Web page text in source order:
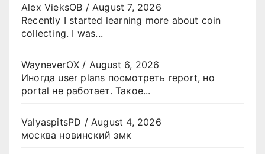
Alex VieksOB / August 7, 2026
Recently I started learning more about coin
collecting. I was...
WayneverOX / August 6, 2026
Иногда user plans посмотреть report, но
portal не работает. Такое...
ValyaspitsPD / August 4, 2026
москва новинский змк